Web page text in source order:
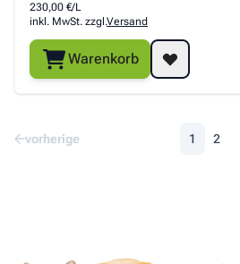
230,00 €/L
inkl. MwSt. zzgl.Versand
Warenkorb
vorherige
Sie
1
Seite
2